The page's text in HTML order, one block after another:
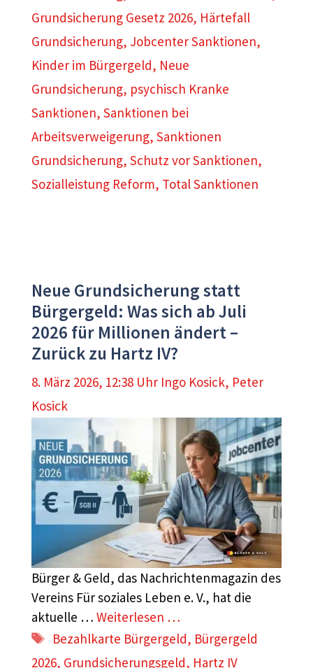
Grundsicherung Gesetz 2026, Härtefall
Grundsicherung, Jobcenter Sanktionen,
Kinder im Bürgergeld, Neue
Grundsicherung, psychisch Kranke
Sanktionen, Sanktionen bei
Arbeitsverweigerung, Sanktionen
Grundsicherung, Schutz vor Sanktionen,
Sozialleistung Reform, Total Sanktionen
Neue Grundsicherung statt
Bürgergeld: Was sich ab Juli
2026 für Millionen ändert –
Zurück zu Hartz IV?
8. März 2026, 12:38 Uhr Ingo Kosick, Peter
Kosick
Bürger & Geld, das Nachrichtenmagazin des
Vereins Für soziales Leben e. V., hat die
aktuelle … Weiterlesen …
Schlagwörter
Bezahlkarte Bürgergeld, Bürgergeld
2026, Grundsicherungsgeld, Hartz IV